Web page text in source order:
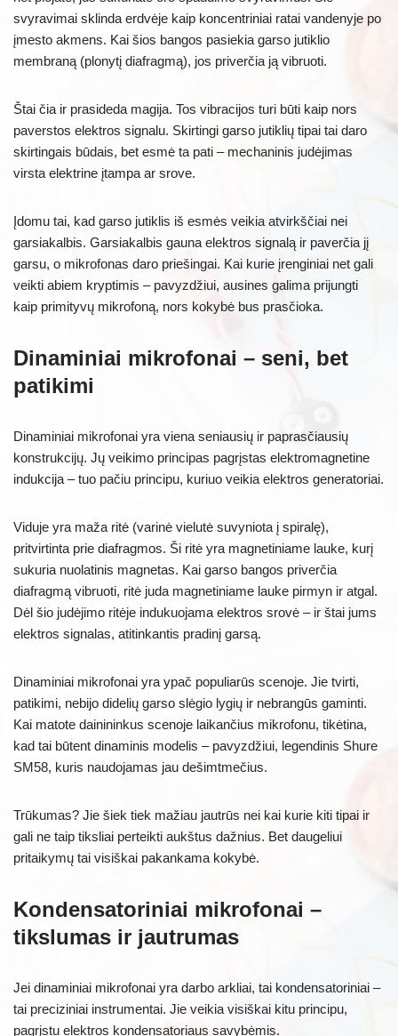
svyravimai sklinda erdvėje kaip koncentriniai ratai vandenyje po
įmesto akmens. Kai šios bangos pasiekia garso jutiklio
membraną (plonytį diafragmą), jos priverčia ją vibruoti.
Štai čia ir prasideda magija. Tos vibracijos turi būti kaip nors
paverstos elektros signalu. Skirtingi garso jutiklių tipai tai daro
skirtingais būdais, bet esmė ta pati – mechaninis judėjimas
virsta elektrine įtampa ar srove.
Įdomu tai, kad garso jutiklis iš esmės veikia atvirkščiai nei
garsiakalbis. Garsiakalbis gauna elektros signalą ir paverčia jį
garsu, o mikrofonas daro priešingai. Kai kurie įrenginiai net gali
veikti abiem kryptimis – pavyzdžiui, ausines galima prijungti
kaip primityvų mikrofoną, nors kokybė bus prasčioka.
Dinaminiai mikrofonai – seni, bet
patikimi
Dinaminiai mikrofonai yra viena seniausių ir paprasčiausių
konstrukcijų. Jų veikimo principas pagrįstas elektromagnetine
indukcija – tuo pačiu principu, kuriuo veikia elektros generatoriai.
Viduje yra maža ritė (varinė vielutė suvyniota į spiralę),
pritvirtinta prie diafragmos. Ši ritė yra magnetiniame lauke, kurį
sukuria nuolatinis magnetas. Kai garso bangos priverčia
diafragmą vibruoti, ritė juda magnetiniame lauke pirmyn ir atgal.
Dėl šio judėjimo ritėje indukuojama elektros srovė – ir štai jums
elektros signalas, atitinkantis pradinį garsą.
Dinaminiai mikrofonai yra ypač populiarūs scenoje. Jie tvirti,
patikimi, nebijo didelių garso slėgio lygių ir nebrangūs gaminti.
Kai matote dainininkus scenoje laikančius mikrofonu, tikėtina,
kad tai būtent dinaminis modelis – pavyzdžiui, legendinis Shure
SM58, kuris naudojamas jau dešimtmečius.
Trūkumas? Jie šiek tiek mažiau jautrūs nei kai kurie kiti tipai ir
gali ne taip tiksliai perteikti aukštus dažnius. Bet daugeliui
pritaikymų tai visiškai pakankama kokybė.
Kondensatoriniai mikrofonai –
tikslumas ir jautrumas
Jei dinaminiai mikrofonai yra darbo arkliai, tai kondensatoriniai –
tai preciziniai instrumentai. Jie veikia visiškai kitu principu,
pagrįstu elektros kondensatoriaus savybėmis.